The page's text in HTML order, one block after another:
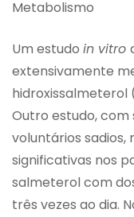
Metabolismo
Um estudo in vitro
extensivamente
hidroxissalmeterol
Outro estudo,
voluntários
significativas nos
salmeterol com
três vezes ao dia.